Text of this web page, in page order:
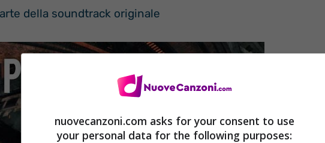
della soundtrack originale
nuovecanzoni.com asks for your consent to use
your personal data for the following purposes: